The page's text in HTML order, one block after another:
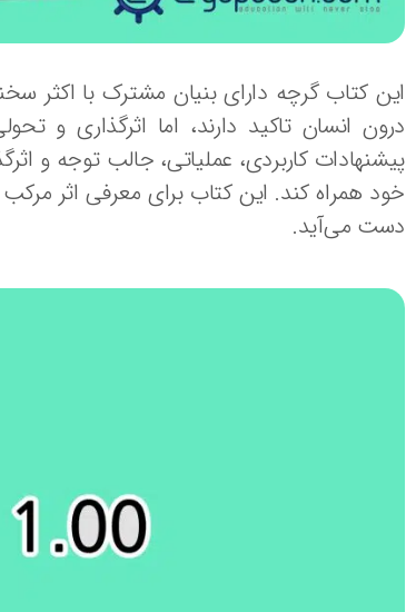
این کتاب گرچه دارای بنیان مشترک با اکثر
درون انسان تاکید دارند، اما اثرگذاری و
پیشنهادات کاربردی، عملیاتی، جالب توجه و
خود همراه کند. این کتاب برای معرفی اثر
دست می‌آید.